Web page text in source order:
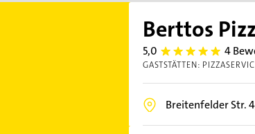
Berttos
5,0 5.0 4
GASTSTÄTTEN:
Breitenfelder Str.